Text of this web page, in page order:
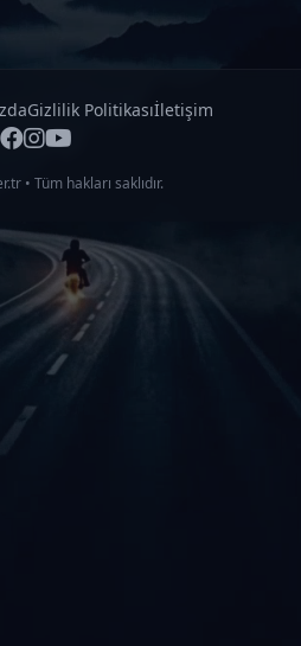
Gizlilik Politikasıİletişim
• Tüm hakları saklıdır.